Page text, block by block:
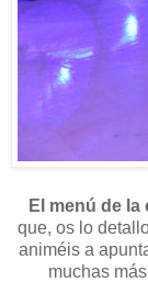
El menú de la
que, os lo
animéis a
muchas